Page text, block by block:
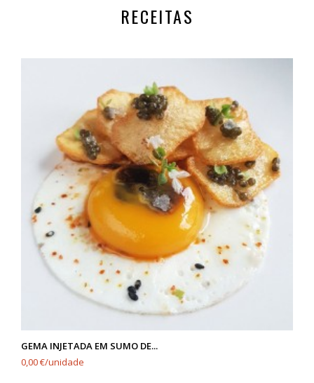
RECEITAS
GEMA INJETADA EM SUMO DE...
0,00 €/unidade